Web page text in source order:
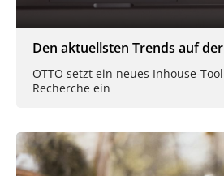
Den aktuellsten Trends auf
OTTO setzt ein neues Inhouse-
Recherche ein